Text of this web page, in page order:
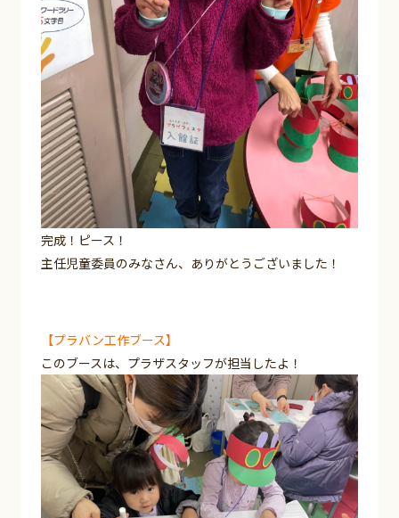
完成！ピース！
主任児童委員のみなさん、ありがとうございました！
【プラバン工作ブース】
このブースは、プラザスタッフが担当したよ！